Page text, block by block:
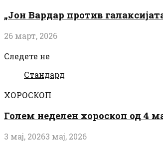
„Јон Вардар против
26 март, 2026
Следете не
Стандард
ХОРОСКОП
Голем неделен хороскоп од 4
3 мај, 20263 мај, 2026